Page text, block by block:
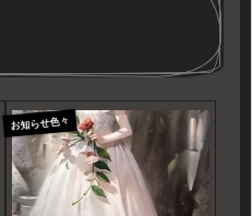
お知らせ色々